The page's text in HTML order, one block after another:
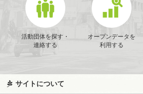
活動団体を探す・
連絡する
オープンデータを
利用する
サイトについて